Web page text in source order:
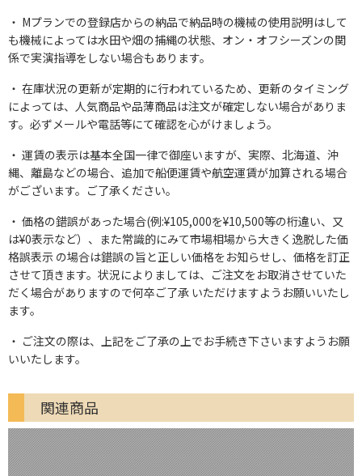
Mプランでの登録店からの納品で納品時の機械の使用説明はして
も機械によっては水田や畑の捕縄の状態、オン・オフシーズンの関
係で実演指導をしない場合もあります。
在庫状況の更新が定期的に行われているため、更新のタイミング
によっては、人気商品や品薄商品は注文が確定しない場合がありま
す。必ずメールや電話等にて確認を心がけましょう。
運賃の表示は基本全国一律で御座いますが、実際、北海道、沖
縄、離島などの場合、追加で船便運賃や航空運賃が加算される場合
がございます。ご了承ください。
価格の錯誤があった場合(例:¥105,000を¥10,500等の桁違い、又
は¥0表示など）、また常識的にみて市場相場から大きく逸脱した価
格誤表示 の場合は錯誤の旨と正しい価格をお知らせし、価格を訂正
させて頂きます。状況によりましては、ご注文をお取消させていた
だく場合がありますので何卒ご了承 いただけますようお願いいたし
ます。
ご注文の際は、上記をご了承の上でお手続き下さいますようお願
いいたします。
関連商品